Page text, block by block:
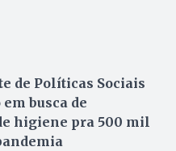
de Políticas Sociais
busca de
higiene pra 500 mil